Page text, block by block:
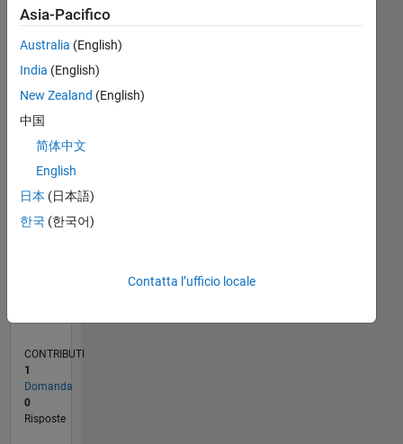
CONTRIBUTI L
1
L
02/20
10/20
06/21
02/22
10/22
06/23
02/24
10/24
06/25
02/26
12/20
10/21
08/22
04/24
02/25
12/25
01/21
12/21
11/22
10/23
09/24
08/25
07/26
RANK
CONTRIBUTI
1
Domanda
0
Risposte
Asia-Pacifico
Australia (English)
India (English)
New Zealand (English)
中国
简体中文
English
日本 (日本語)
한국 (한국어)
Contatta l’ufficio locale